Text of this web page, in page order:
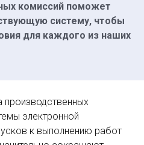
комиссий поможет
систему, чтобы
для каждого из наших
электронной
к выполнению работ